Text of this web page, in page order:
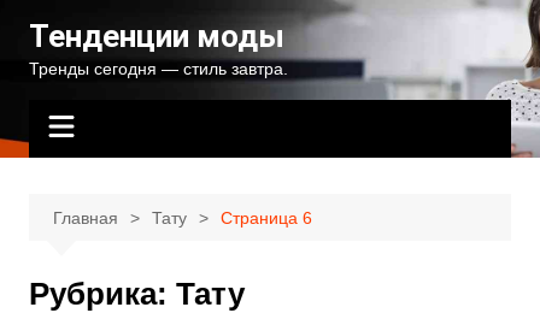
содержимому
Тенденции моды
Тренды сегодня — стиль завтра.
Главная Тату Страница 6
Рубрика: Тату